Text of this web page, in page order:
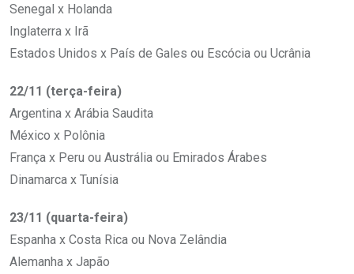
Senegal x Holanda
Inglaterra x Irã
Estados Unidos x País de Gales ou Escócia ou Ucrânia
22/11 (terça-feira)
Argentina x Arábia Saudita
México x Polônia
França x Peru ou Austrália ou Emirados Árabes
Dinamarca x Tunísia
23/11 (quarta-feira)
Espanha x Costa Rica ou Nova Zelândia
Alemanha x Japão